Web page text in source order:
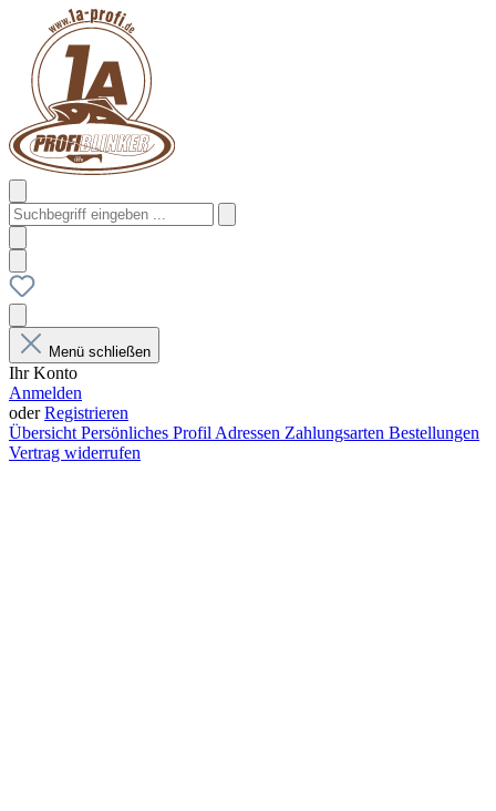
Menü schließen
Ihr Konto
Anmelden
oderRegistrieren
Übersicht Persönliches Profil Adressen Zahlungsarten Bestellungen
Vertrag widerrufen